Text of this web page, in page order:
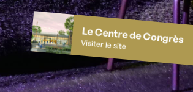
Le Centre de Congrès
Visiter le site